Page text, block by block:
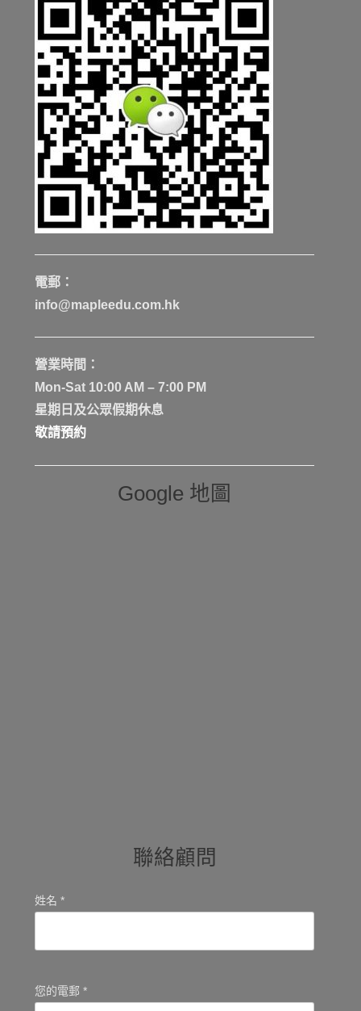
電郵：
info@mapleedu.com.hk
營業時間：
Mon-Sat 10:00 AM – 7:00 PM
星期日及公眾假期休息
敬請預約
Google 地圖
聯絡顧問
姓名 *
您的電郵 *